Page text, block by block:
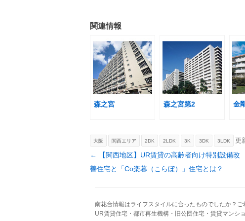
関連情報
森之宮 森之宮第2 金
大阪 関西エリア 2DK 2LDK 3K 3DK 3LDK 更
Post navigation
←
【関西地区】UR賃貸の高齢者向け特別設備改
善住宅と「Co楽暮（こらぼ）」住宅とは？
南花台情報はライフスタイルに合ったものでしたか？
UR賃貸住宅・都市再生機構・旧公団住宅・賃貸マンシ